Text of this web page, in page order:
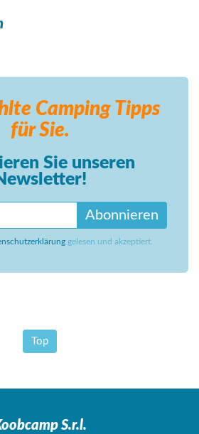
Camping Tipps
für Sie.
Sie unseren
Abonnieren
gelesen und akzeptiert.
Top
S.r.l.